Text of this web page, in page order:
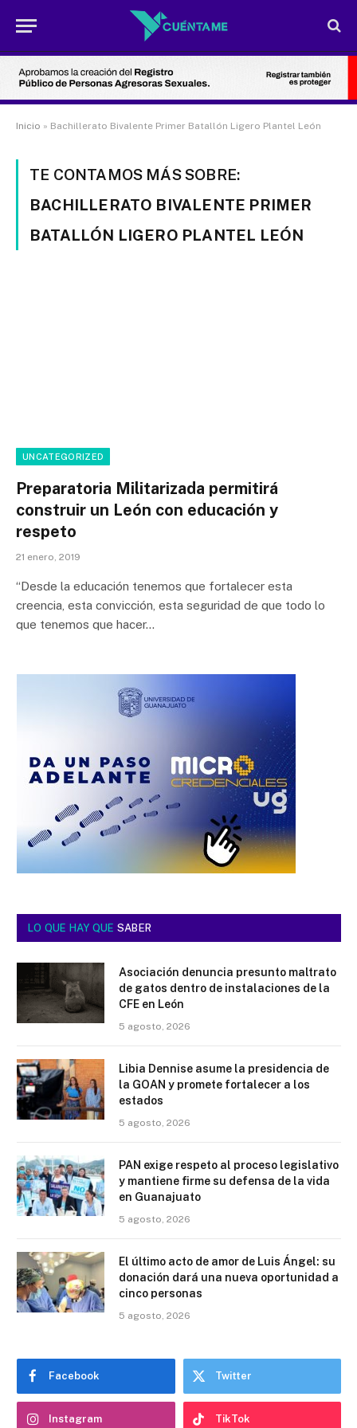
Inicio » Bachillerato Bivalente Primer Batallón Ligero Plantel León
TE CONTAMOS MÁS SOBRE:
BACHILLERATO BIVALENTE PRIMER
BATALLÓN LIGERO PLANTEL LEÓN
UNCATEGORIZED
Preparatoria Militarizada permitirá
construir un León con educación y
respeto
21 enero, 2019
“Desde la educación tenemos que fortalecer esta
creencia, esta convicción, esta seguridad de que todo lo
que tenemos que hacer…
LO QUE HAY QUE SABER
Asociación denuncia presunto maltrato
de gatos dentro de instalaciones de la
CFE en León
5 agosto, 2026
Libia Dennise asume la presidencia de
la GOAN y promete fortalecer a los
estados
5 agosto, 2026
PAN exige respeto al proceso legislativo
y mantiene firme su defensa de la vida
en Guanajuato
5 agosto, 2026
El último acto de amor de Luis Ángel: su
donación dará una nueva oportunidad a
cinco personas
5 agosto, 2026
Facebook Twitter
Instagram TikTok